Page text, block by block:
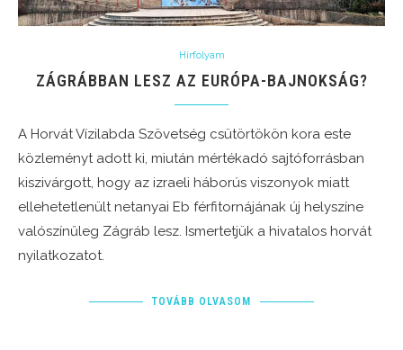
Hírfolyam
ZÁGRÁBBAN LESZ AZ EURÓPA-BAJNOKSÁG?
A Horvát Vízilabda Szövetség csütörtökön kora este
közleményt adott ki, miután mértékadó sajtóforrásban
kiszivárgott, hogy az izraeli háborús viszonyok miatt
ellehetetlenült netanyai Eb férfitornájának új helyszíne
valószínűleg Zágráb lesz. Ismertetjük a hivatalos horvát
nyilatkozatot.
TOVÁBB OLVASOM